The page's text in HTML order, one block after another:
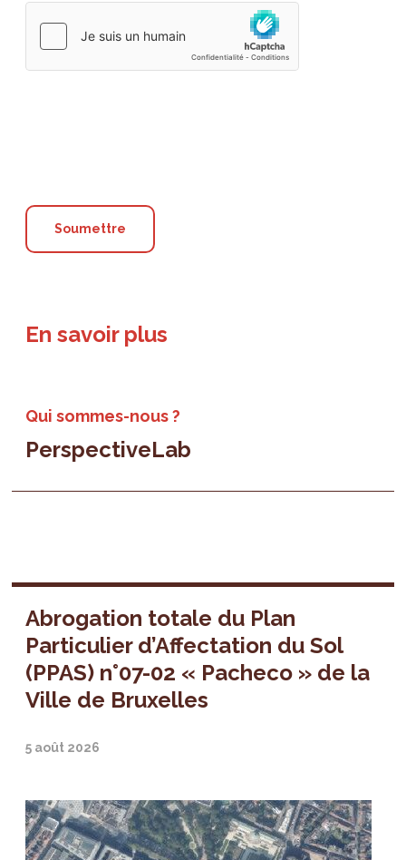
En savoir plus
Qui sommes-nous ?
PerspectiveLab
Abrogation totale du Plan
Particulier d’Affectation du Sol
(PPAS) n°07-02 « Pacheco » de la
Ville de Bruxelles
5 août 2026